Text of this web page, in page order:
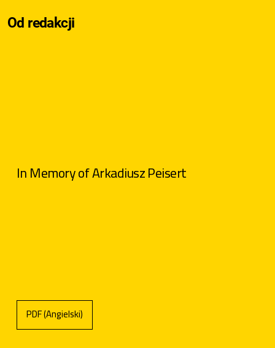
Od redakcji
In Memory of Arkadiusz Peisert
PDF (Angielski)